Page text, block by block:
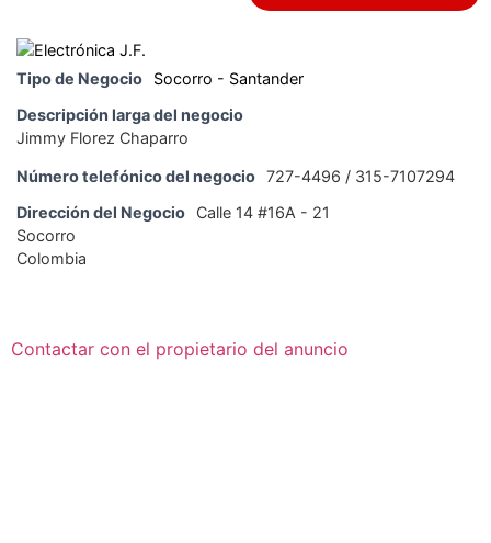
Tipo de Negocio
Socorro - Santander
Descripción larga del negocio
Jimmy Florez Chaparro
Número telefónico del negocio 727-4496 / 315-7107294
Dirección del Negocio
Calle 14 #16A - 21
Socorro
Colombia
Contactar con el propietario del anuncio